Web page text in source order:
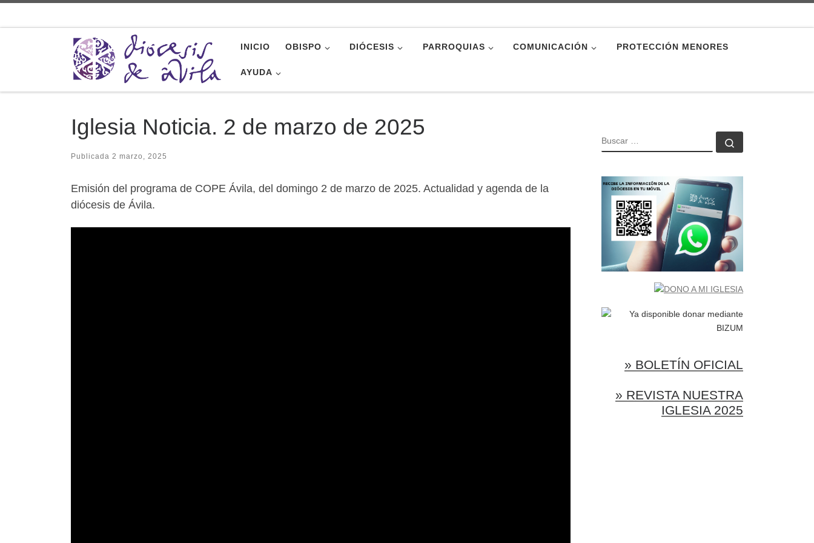
INICIO OBISPO DIÓCESIS PARROQUIAS COMUNICACIÓN PROTECCIÓN MENORES
AYUDA
Iglesia Noticia. 2 de marzo de 2025
Publicada 2 marzo, 2025
Emisión del programa de COPE Ávila, del domingo 2 de marzo de 2025. Actualidad y agenda de la
diócesis de Ávila.
BUSCAR
» BOLETÍN OFICIAL
» REVISTA NUESTRA
IGLESIA 2025